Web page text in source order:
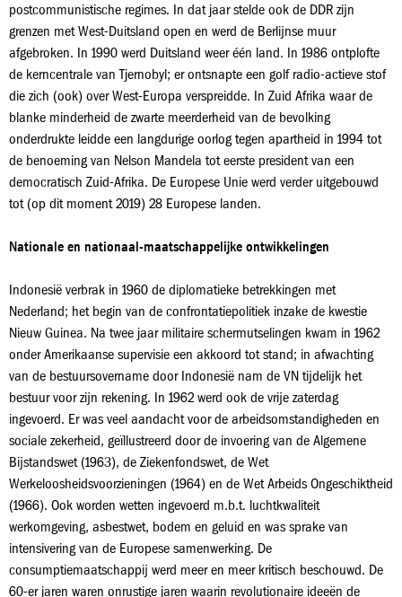
postcommunistische regimes. In dat jaar stelde ook de DDR zijn
grenzen met West-Duitsland open en werd de Berlijnse muur
afgebroken. In 1990 werd Duitsland weer één land. In 1986 ontplofte
de kerncentrale van Tjernobyl; er ontsnapte een golf radio-actieve stof
die zich (ook) over West-Europa verspreidde. In Zuid Afrika waar de
blanke minderheid de zwarte meerderheid van de bevolking
onderdrukte leidde een langdurige oorlog tegen apartheid in 1994 tot
de benoeming van Nelson Mandela tot eerste president van een
democratisch Zuid-Afrika. De Europese Unie werd verder uitgebouwd
tot (op dit moment 2019) 28 Europese landen.
Nationale en nationaal-maatschappelijke ontwikkelingen
Indonesië verbrak in 1960 de diplomatieke betrekkingen met
Nederland; het begin van de confrontatiepolitiek inzake de kwestie
Nieuw Guinea. Na twee jaar militaire schermutselingen kwam in 1962
onder Amerikaanse supervisie een akkoord tot stand; in afwachting
van de bestuursovername door Indonesië nam de VN tijdelijk het
bestuur voor zijn rekening. In 1962 werd ook de vrije zaterdag
ingevoerd. Er was veel aandacht voor de arbeidsomstandigheden en
sociale zekerheid, geïllustreerd door de invoering van de Algemene
Bijstandswet (1963), de Ziekenfondswet, de Wet
Werkeloosheidsvoorzieningen (1964) en de Wet Arbeids Ongeschiktheid
(1966). Ook worden wetten ingevoerd m.b.t. luchtkwaliteit
werkomgeving, asbestwet, bodem en geluid en was sprake van
intensivering van de Europese samenwerking. De
consumptiemaatschappij werd meer en meer kritisch beschouwd. De
60-er jaren waren onrustige jaren waarin revolutionaire ideeën de